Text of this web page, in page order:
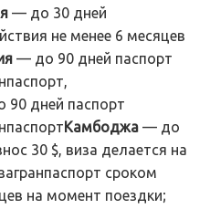
— до 30 дней
не менее 6 месяцев
— до 90 дней паспорт
90 дней паспорт
Камбоджа — до
30 $, виза делается на
сроком
на момент поездки;